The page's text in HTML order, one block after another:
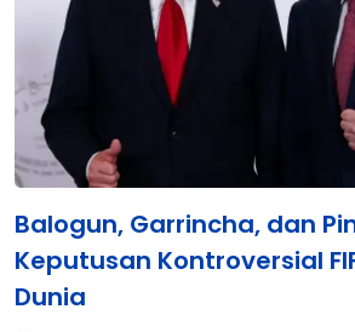
Balogun, Garrincha, dan
Keputusan Kontroversial
Dunia